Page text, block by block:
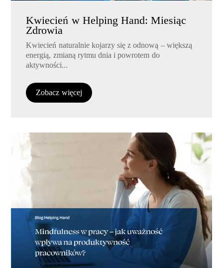
Kwiecień w Helping Hand: Miesiąc
Zdrowia
Kwiecień naturalnie kojarzy się z odnową – większą
energią, zmianą rytmu dnia i powrotem do
aktywności...
Zobacz więcej